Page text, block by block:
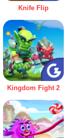
Knife Flip
Kingdom Fight 2